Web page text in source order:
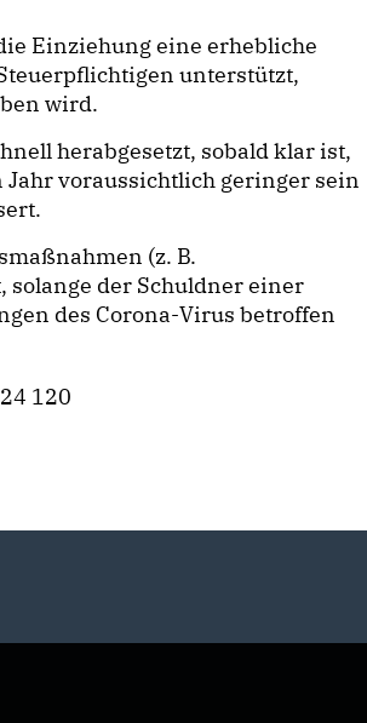
Einziehung eine erhebliche
unterstützt,
wird.
herabgesetzt, sobald klar ist,
voraussichtlich geringer sein
(z. B.
solange der Schuldner einer
des Corona-Virus betroffen
120